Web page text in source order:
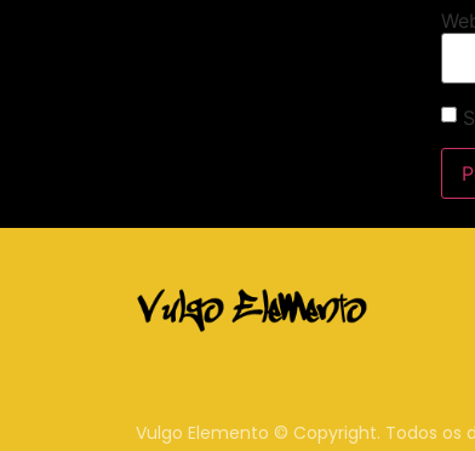
Vulgo Elemento © Copyright. Todos os